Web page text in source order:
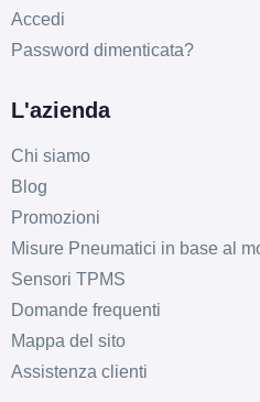
Accedi
Password dimenticata?
L'azienda
Chi siamo
Blog
Promozioni
Misure Pneumatici in base al
Sensori TPMS
Domande frequenti
Mappa del sito
Assistenza clienti